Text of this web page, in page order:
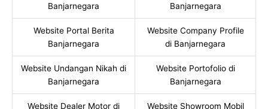
Banjarnegara
Banjarnegara
Website Portal Berita
Banjarnegara
Website Company Profile
di Banjarnegara
Website Undangan Nikah di
Banjarnegara
Website Portofolio di
Banjarnegara
Website Dealer Motor di Website Showroom Mobil